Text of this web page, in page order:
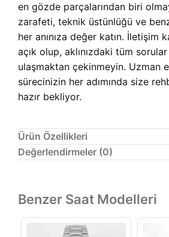
en gözde parçalarından biri
zarafeti, teknik üstünlüğü ve
her anınıza değer katın. İletişim
açık olup, aklınızdaki tüm
ulaşmaktan çekinmeyin. Uzman
sürecinizin her adımında size
hazır bekliyor.
Ürün Özellikleri
Değerlendirmeler (0)
Benzer Saat Modelleri